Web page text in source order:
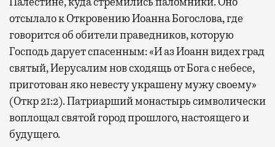
отсылало к Откровению Иоанна Богослова, где
говорится об обители праведников, которую
Господь дарует спасенным: «И аз Иоанн видех град
святый, Иерусалим нов сходящь от Бога с небесе,
приготован яко невесту украшену мужу своему»
(Откр 21:2). Патриарший монастырь символически
воплощал святой город прошлого, настоящего и
будущего.